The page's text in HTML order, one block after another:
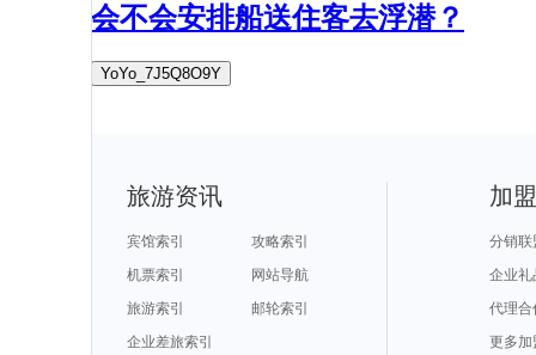
会不会安排船送住客去浮潜？
YoYo_7J5Q8O9Y
旅游资讯
宾馆索引
攻略索引
机票索引
网站导航
旅游索引
邮轮索引
企业差旅索引
加
分销联
企业礼
代理合
更多加